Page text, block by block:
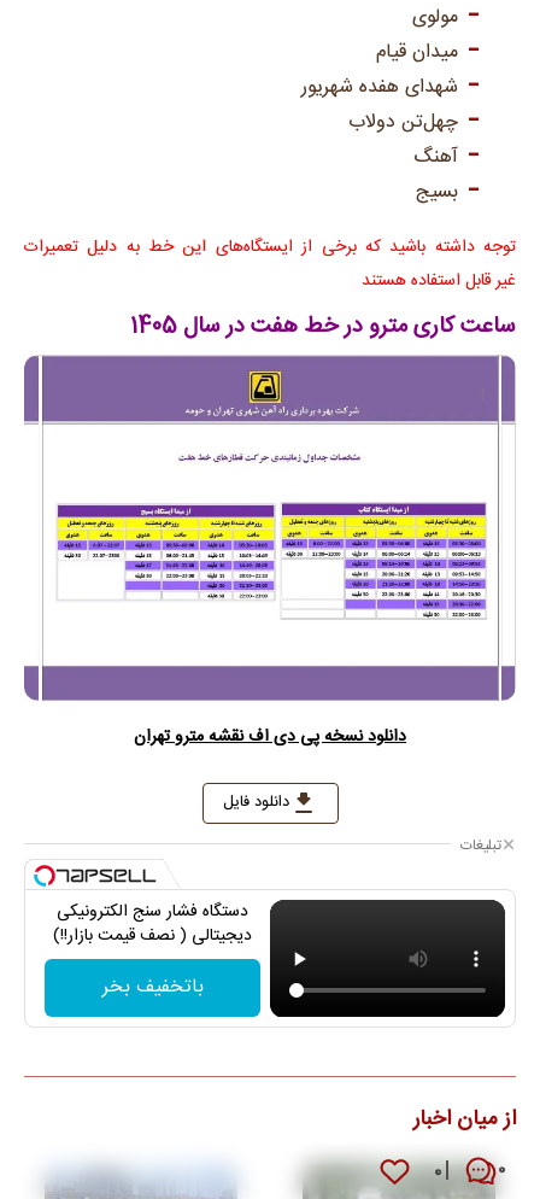
۰ ۰
مولوی
میدان قیام
شهدای هفده شهریور
چهل‌تن دولاب
آهنگ
بسیج
توجه داشته باشید که برخی از ایستگاه‌های این خط به دلیل تعمیرات
غیر قابل استفاده هستند
ساعت کاری مترو در خط هفت در سال 1405
دانلود نسخه پی دی اف نقشه مترو تهران
دانلود فایل
تبلیغات
دستگاه فشار سنج الکترونیکی
دیجیتالی ( نصف قیمت بازار!!)
باتخفیف بخر
از میان اخبار